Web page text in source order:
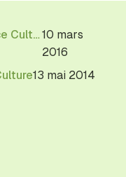
Georges Perec sur France Culture10 mars
2016
13 mai 2014